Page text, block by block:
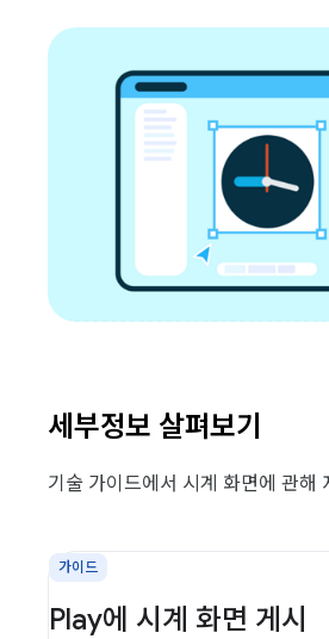
세부정보 살펴보기
기술 가이드에서 시계 화면에 관해
가이드
Play에 시계 화면 게시